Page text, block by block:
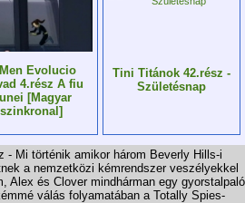
Evolucio
4.rész A fiu
[Magyar
szinkronal]
Tini Titánok 42.rész -
Születésnap
- Mi történik amikor három Beverly Hills-i
a nemzetközi kémrendszer veszélyekkel
Alex és Clover mindhárman egy gyorstalpaló
válás folyamatában a Totally Spies-